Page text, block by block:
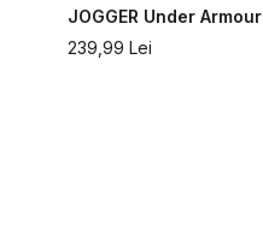
JOGGER Under Armour
239,99 Lei